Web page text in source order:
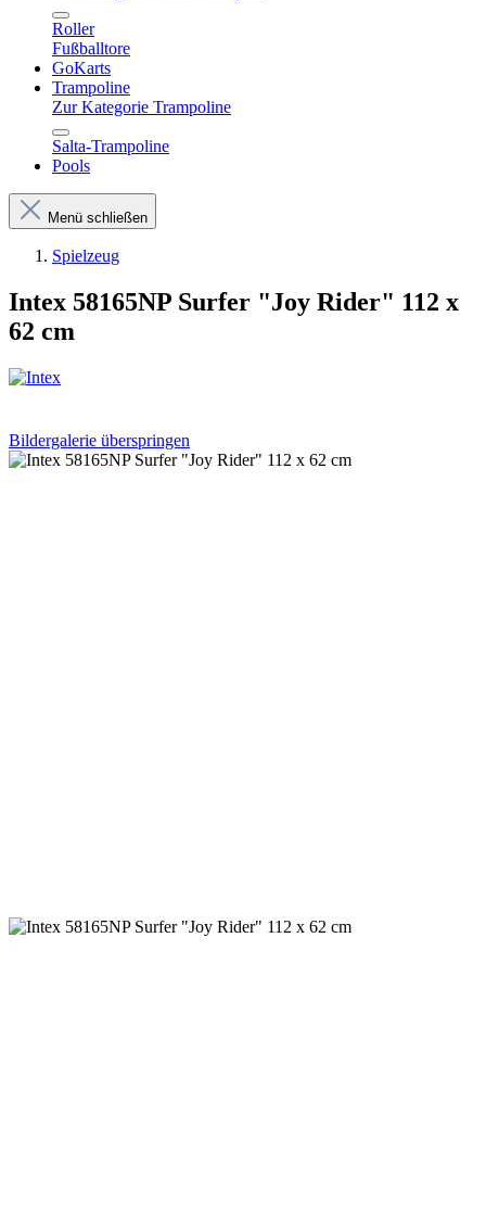
Roller
Fußballtore
GoKarts
Trampoline
Zur Kategorie Trampoline
Salta-Trampoline
Pools
Menü schließen
Spielzeug
Intex 58165NP Surfer "Joy Rider" 112 x
62 cm
Bildergalerie überspringen